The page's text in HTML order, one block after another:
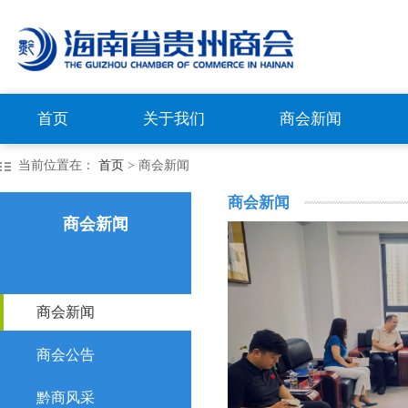
首页 关于我们 商会新闻
当前位置在： 首页 > 商会新闻
商会新闻
商会新闻
商会公告
黔商风采
商会新闻